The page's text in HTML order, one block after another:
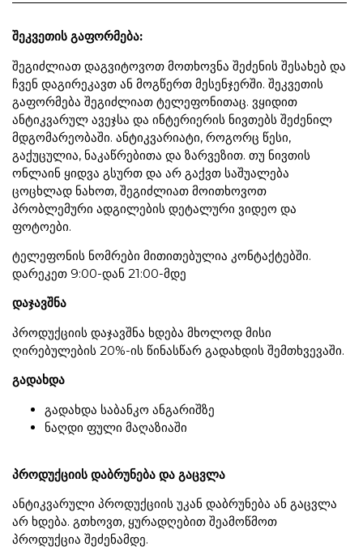
შეკვეთის გაფორმება:
შეგიძლიათ დაგვიტოვოთ მოთხოვნა შეძენის შესახებ და
ჩვენ დაგირეკავთ ან მოგწერთ მესენჯერში. შეკვეთის
გაფორმება შეგიძლიათ ტელეფონითაც. ვყიდით
ანტიკვარულ ავეჯსა და ინტერიერის ნივთებს შეძენილ
მდგომარეობაში. ანტიკვარიატი, როგორც წესი,
გაქუცულია, ნაკაწრებითა და ზარვეზით. თუ ნივთის
ონლაინ ყიდვა გსურთ და არ გაქვთ საშუალება
ცოცხლად ნახოთ, შეგიძლიათ მოითხოვოთ
პრობლემური ადგილების დეტალური ვიდეო და
ფოტოები.
ტელეფონის ნომრები მითითებულია კონტაქტებში.
დარეკეთ 9:00-დან 21:00-მდე
დაჯავშნა
პროდუქციის დაჯავშნა ხდება მხოლოდ მისი
ღირებულების 20%-ის წინასწარ გადახდის შემთხვევაში.
გადახდა
გადახდა საბანკო ანგარიშზე
ნაღდი ფული მაღაზიაში
პროდუქციის დაბრუნება და გაცვლა
ანტიკვარული პროდუქციის უკან დაბრუნება ან გაცვლა
არ ხდება. გთხოვთ, ყურადღებით შეამოწმოთ
პროდუქცია შეძენამდე.